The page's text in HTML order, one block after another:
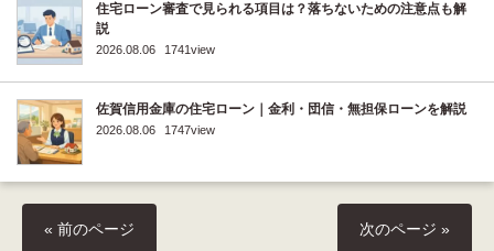
住宅ローン審査で見られる項目は？落ちないための注意点も解
説
2026.08.06 1741view
佐賀信用金庫の住宅ローン｜金利・団信・無担保ローンを解説
2026.08.06 1747view
« 前のページ 次のページ »